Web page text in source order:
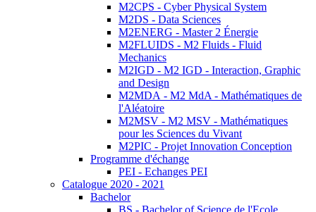
M2CPS - Cyber Physical System
M2DS - Data Sciences
M2ENERG - Master 2 Énergie
M2FLUIDS - M2 Fluids - Fluid
Mechanics
M2IGD - M2 IGD - Interaction, Graphic
and Design
M2MDA - M2 MdA - Mathématiques de
l'Aléatoire
M2MSV - M2 MSV - Mathématiques
pour les Sciences du Vivant
M2PIC - Projet Innovation Conception
Programme d'échange
PEI - Echanges PEI
Catalogue 2020 - 2021
Bachelor
BS - Bachelor of Science de l'Ecole